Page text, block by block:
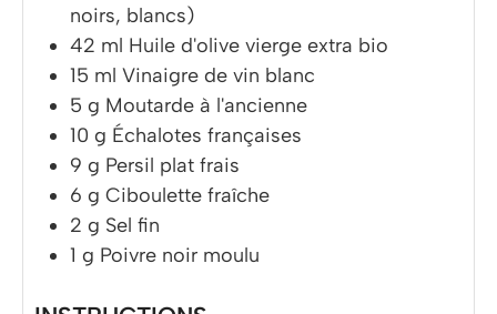
noirs, blancs)
42 ml Huile d'olive vierge extra bio
15 ml Vinaigre de vin blanc
5 g Moutarde à l'ancienne
10 g Échalotes françaises
9 g Persil plat frais
6 g Ciboulette fraîche
2 g Sel fin
1 g Poivre noir moulu